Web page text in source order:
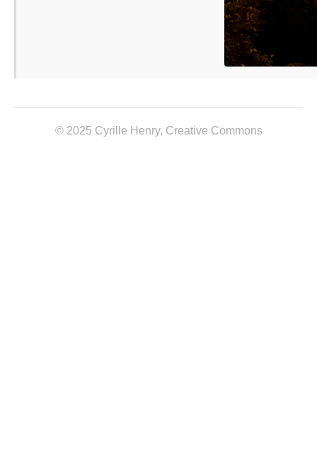
© 2025 Cyrille Henry, Creative Commons